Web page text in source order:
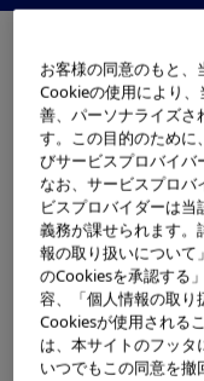
会社紹介ビデ
世界の人々の健康
ローバル・メドテ
ンパスの”今”をご
お客様の同意のもと、
Cookieの使用により
善、パーソナライズさ
す。この目的のために
びサービスプロバイバ
なお、サービスプロ
ビスプロバイダーは
義務が課せられます。
報の取り扱いについて
のCookiesを承認する
容、「個人情報の取
Cookiesが使用される
は、本サイトのフッタ
いつでもこの同意を撤